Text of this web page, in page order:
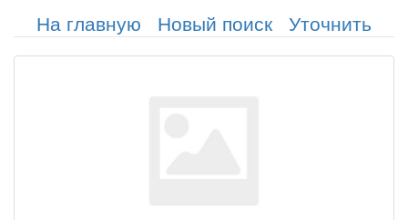
На главную Новый поиск Уточнить